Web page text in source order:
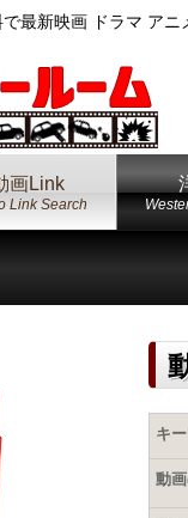
最新映画 ドラマ アニ
画Link
Link Search
キ
動